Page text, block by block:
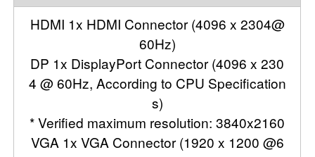
HDMI 1x HDMI Connector (4096 x 2304@
60Hz)
DP 1x DisplayPort Connector (4096 x 230
4 @ 60Hz, According to CPU Specification
s)
* Verified maximum resolution: 3840x2160
VGA 1x VGA Connector (1920 x 1200 @6